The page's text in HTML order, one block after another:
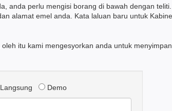
anda perlu mengisi borang di bawah dengan
alamat emel anda. Kata laluan baru untuk
itu kami mengesyorkan anda untuk
Demo